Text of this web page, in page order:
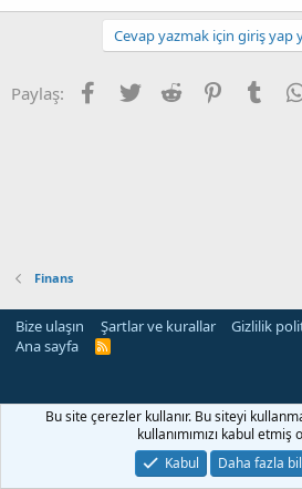
Cevap yazmak için giriş yap
Paylaş: Facebook
Twitter Reddit Pinterest
Finans
Bize ulaşın Şartlar ve kurallar Gizlilik
Ana sayfa
R
Bu site çerezler kullanır. Bu siteyi
kullanımımızı kabul etmiş
Kabul
Daha fazla